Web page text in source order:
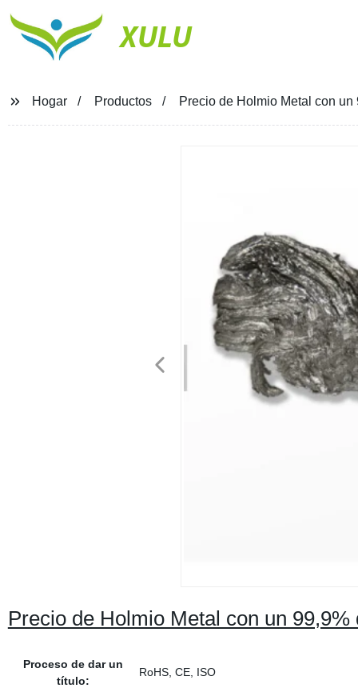
XULU
Hogar Productos Precio de Holmio Metal con
Precio de Holmio Metal con un
Proceso de dar un
título:
RoHS, CE, ISO